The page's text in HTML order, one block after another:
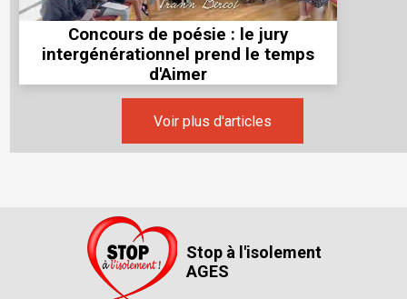
Concours de poésie : le jury
intergénérationnel prend le temps
d'Aimer
Voir plus d'articles
Stop à l'isolement
AGES